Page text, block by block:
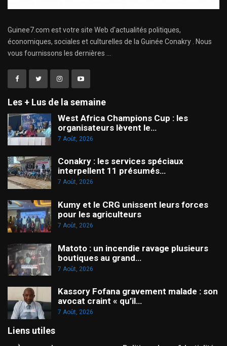
Guinee7.com est votre site Web d'actualités politiques,
économiques, sociales et culturelles de la Guinée Conakry . Nous
vous fournissons les dernières ...
Les + Lus de la semaine
West Africa Champions Cup : les
organisateurs lèvent le…
7 Août, 2026
Conakry : les services spéciaux
interpellent 11 présumés…
7 Août, 2026
Kumy et le CRG unissent leurs forces
pour les agriculteurs
7 Août, 2026
Matoto : un incendie ravage plusieurs
boutiques au grand…
7 Août, 2026
Kassory Fofana gravement malade : son
avocat craint « qu’il…
7 Août, 2026
Liens utiles